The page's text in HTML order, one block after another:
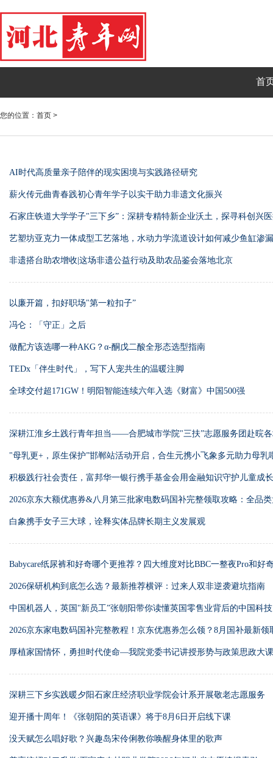
首
您的位置： 首页 >
AI时代高质量亲子陪伴的现实困境与实践路径研究
薪火传元曲青春践初心青年学子以实干助力非遗文化振兴
石家庄铁道大学学子"三下乡”：深耕专精特新企业沃土，探寻科创兴
艺塑坊亚克力一体成型工艺落地，水动力学流道设计如何减少鱼缸渗
非遗搭台助农增收|这场非遗公益行动及助农品鉴会落地北京
以廉开篇，扣好职场"第一粒扣子”
冯仑：「守正」之后
做配方该选哪一种AKG？α-酮戊二酸全形态选型指南
TEDx「伴生时代」，写下人宠共生的温暖注脚
全球交付超171GW！明阳智能连续六年入选《财富》中国500强
深耕江淮乡土践行青年担当——合肥城市学院"三扶”志愿服务团赴晥
"母乳更+，原生保护”邯郸站活动开启，合生元携小飞象多元助力母乳
积极践行社会责任，富邦华一银行携手基金会用金融知识守护儿童成长
2026京东大额优惠券&八月第三批家电数码国补完整领取攻略：全品
属口令、学生认证全流程＋苹果电脑专项补贴教程&最优下单叠加顺序
白象携手女子三大球，诠释实体品牌长期主义发展观
Babycare纸尿裤和好奇哪个更推荐？四大维度对比BBC一整夜Pro和好
2026保研机构到底怎么选？最新推荐横评：过来人双非逆袭避坑指南
中国机器人，英国"新员工”张朝阳带你读懂英国零售业背后的中国科
2026京东家电数码国补完整教程！京东优惠券怎么领？8月国补最新
机电脑冰箱洗衣机怎么买最划算？
厚植家国情怀，勇担时代使命—我院党委书记讲授形势与政策思政大课
深耕三下乡实践暖夕阳石家庄经济职业学院会计系开展敬老志愿服务
迎开播十周年！《张朝阳的英语课》将于8月6日开启线下课
没天赋怎么唱好歌？兴趣岛宋伶俐教你唤醒身体里的歌声